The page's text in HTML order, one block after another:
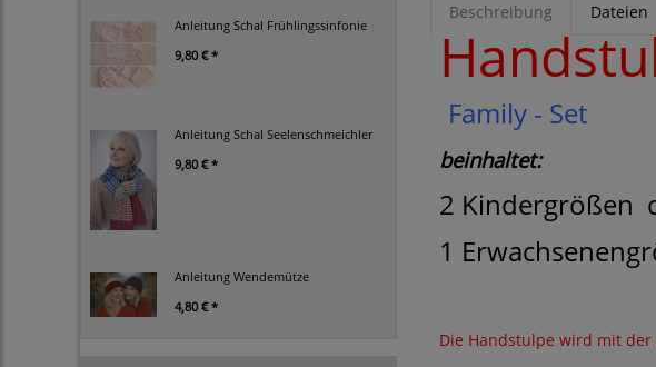
Anleitung Schal Frühlingssinfonie
9,80 € *
Anleitung Schal Seelenschmeichler
9,80 € *
Anleitung Wendemütze
4,80 € *
Beschreibung Dateien
Family - Set
beinhaltet:
2 Kindergrößen
1
Die Handstulpe wird mit der